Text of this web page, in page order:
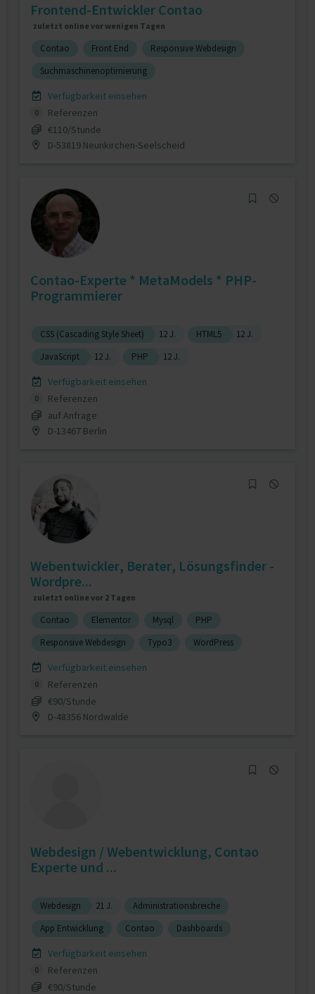
Frontend-Entwickler Contao
zuletzt online vor wenigen Tagen
Contao Front End
Responsive Webdesign
Suchmaschinenoptimierung
Verfügbarkeit einsehen
0
Referenzen
€110/Stunde
D-53819 Neunkirchen-Seelscheid
Contao-Experte * MetaModels * PHP-
Programmierer
CSS (Cascading Style Sheet) 12 J. HTML5
12 J.
JavaScript
12 J. PHP 12 J.
Verfügbarkeit einsehen
0
Referenzen
auf Anfrage
D-13467 Berlin
Webentwickler, Berater, Lösungsfinder -
Wordpre...
zuletzt online vor 2 Tagen
Contao Elementor Mysql
PHP
Responsive Webdesign
Typo3 WordPress
Verfügbarkeit einsehen
0
Referenzen
€90/Stunde
D-48356 Nordwalde
Webdesign / Webentwicklung, Contao
Experte und ...
Webdesign 21 J.
Administrationsbreiche
App Entwicklung
Contao Dashboards
Verfügbarkeit einsehen
0
Referenzen
€90/Stunde